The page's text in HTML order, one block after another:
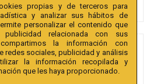
TX
25MM 1/4"
propias y de terceros para
y analizar sus hábitos de
personalizar el contenido que
relacionada con sus
la información con
redes sociales, publicidad y análisis
la información recopilada y
que les haya proporcionado.